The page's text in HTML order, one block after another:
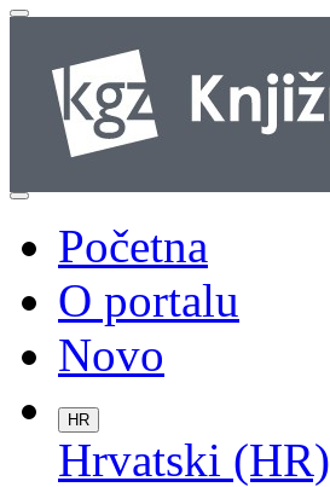
Početna
O portalu
Novo
HR
Hrvatski (HR)